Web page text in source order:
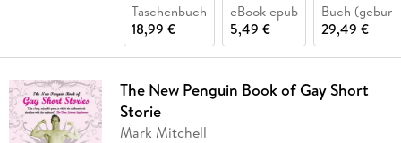
Taschenbuch
18,99 €
eBook epub
5,49 €
Buch
29,49 €
The New Penguin Book of Gay Short
Storie
Mark Mitchell